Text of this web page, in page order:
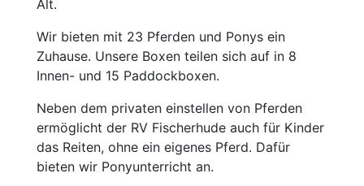
Alt.
Wir bieten mit 23 Pferden und Ponys ein
Zuhause. Unsere Boxen teilen sich auf in 8
Innen- und 15 Paddockboxen.
Neben dem privaten einstellen von Pferden
ermöglicht der RV Fischerhude auch für Kinder
das Reiten, ohne ein eigenes Pferd. Dafür
bieten wir Ponyunterricht an.